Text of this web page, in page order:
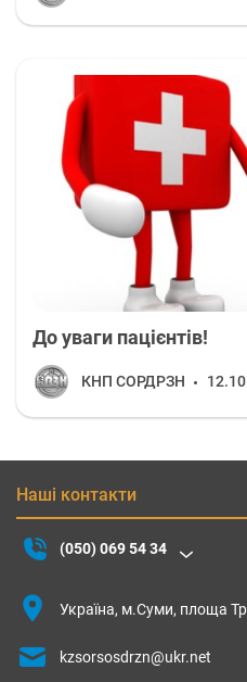
До уваги пацієнтів!
КНП СОРДРЗН
Наші контакти
(050) 069 54 34
Україна, м.Суми, площа
kzsorsosdrzn@ukr.net